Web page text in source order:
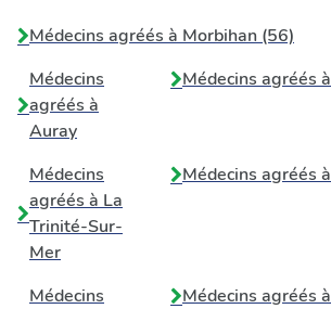
Médecins agréés à Morbihan (56)
Médecins
agréés à
Auray
Médecins agréés à
Médecins
agréés à La
Trinité-Sur-
Mer
Médecins agréés à
Médecins
Médecins agréés à